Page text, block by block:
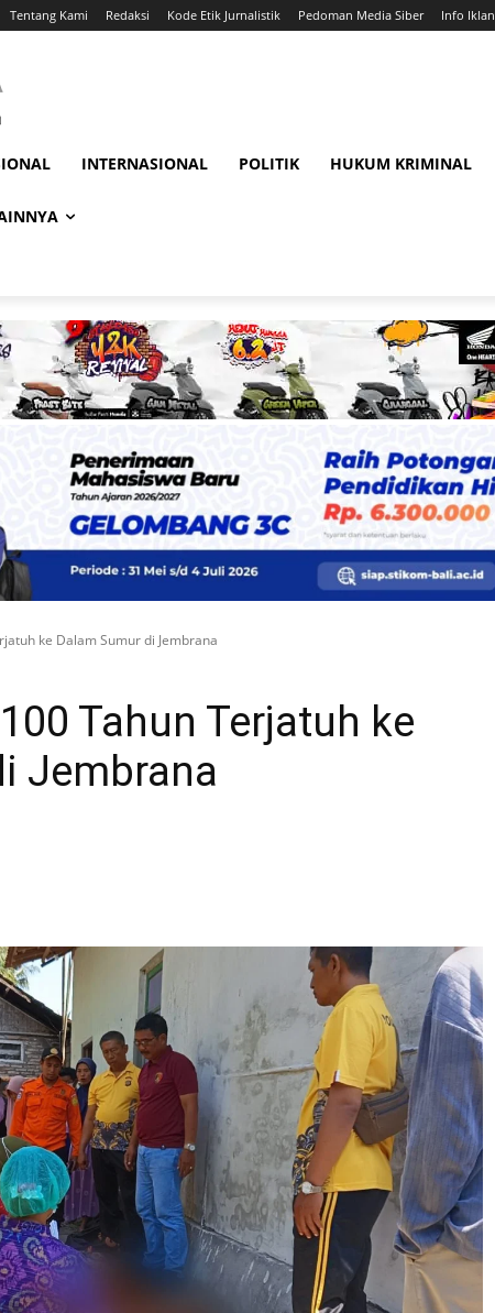
Tentang Kami Redaksi Kode Etik Jurnalistik Pedoman Media Siber Info Iklan
INTERNASIONAL POLITIK HUKUM KRIMINAL
ke Dalam Sumur di Jembrana
Tahun Terjatuh ke
Jembrana